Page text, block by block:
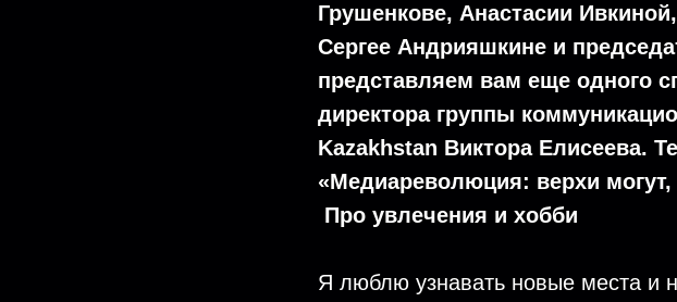
Грушенкове, Анастасии
Сергее Андрияшкине и
представляем вам еще одного
директора группы
Kazakhstan Виктора Елисеева.
«Медиареволюция: верхи могут,
Про увлечения и хобби
Я люблю узнавать новые места и